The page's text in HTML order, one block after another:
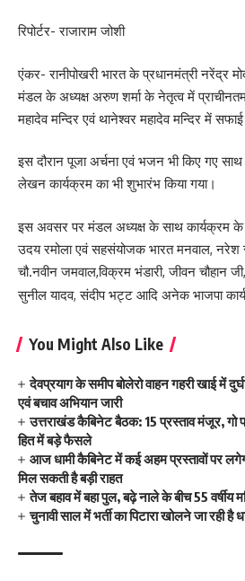
रिपोर्टर- राजाराम जोशी
एंकर- रानीपोखरी भारत के प्रधानमंत्री नरेंद्र
मंडल के अध्यक्ष अरुण शर्मा के नेतृत्व में प्राचीनतम
महादेव मन्दिर एवं थानेश्वर महादेव मन्दिर में
इस दौरान पूजा अर्चना एवं भजन भी किए गए साथ
लेखन कार्यक्रम का भी शुभारंभ किया गया।
इस अवसर पर मंडल अध्यक्ष के साथ कार्यक्रम
उदय रमोला एवं सहसंयोजक भारत मनवाल, नरेश
चौ.नवीन जमवाल,विक्रम भंडारी, जीवन चौहान
सुनील यादव, संदीप भट्ट आदि अनेक भाजपा
You Might Also Like
देवप्रयाग के समीप बोलेरो वाहन गहरी खाई में
एवं बचाव अभियान जारी
उत्तराखंड कैबिनेट बैठक: 15 प्रस्ताव मंजूर, गो
हित में बड़े फैसले
आज धामी कैबिनेट में कई अहम प्रस्तावों पर
मिल सकती है बड़ी राहत
तेज बहाव में बहा पुल, बढ़े नाले के बीच 55 वर्षीय
चुनावी साल में भर्ती का पिटारा खोलने जा रही है